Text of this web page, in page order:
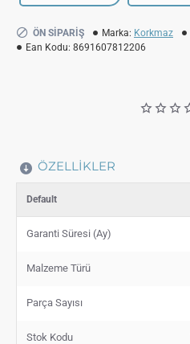
ÖN SIPARIŞ Marka: Korkmaz
Ean Kodu: 8691607812206
ÖZELLIKLER
Default
Garanti Süresi (Ay)
Malzeme Türü
Parça Sayısı
Stok Kodu